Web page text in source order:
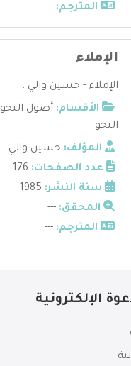
المترجم: ---
الإملاء
الإملاء - حسين والي ...
الأقسام: أصول النحو
النحو
المؤلف: حسين والي
عدد الصفحات:
سنة النشر:
المحقق: ---
المترجم: ---
الإلكترونية